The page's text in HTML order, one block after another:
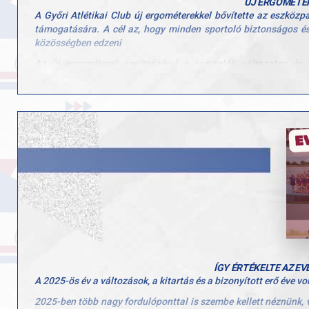
Köszönjük a felkészítő edzők munkáját: Biró-Lakó Szandra,
Gratulálunk minden versenyzőnknek a téli munka meghozta
ÚJ
A Győri Atlétikai Club új ergométerekkel bővítette az
támogatására. A cél az, hogy minden sportoló biztonságos
közösségben edzeni
felé, aki nehezebb körülmények között keresi a mozgás örömét
Az eszközök beszerzése a Magyar Paralimpiai Bizottság
keretében valósult meg.
ÍGY ÉRTÉKELTE AZ
A 2025-ös év a változások, a kitartás és a bizonyított erő éve
2025-ben több nagy fordulóponttal is szembe kellett